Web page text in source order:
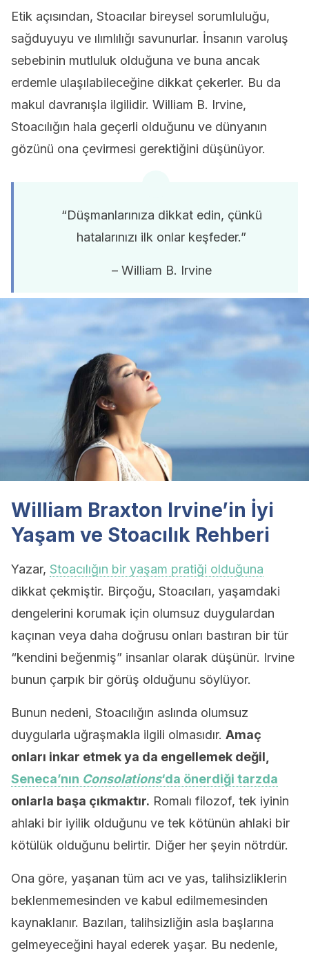
Etik açısından, Stoacılar bireysel sorumluluğu,
sağduyuyu ve ılımlılığı savunurlar. İnsanın varoluş
sebebinin mutluluk olduğuna ve buna ancak
erdemle ulaşılabileceğine dikkat çekerler. Bu da
makul davranışla ilgilidir. William B. Irvine,
Stoacılığın hala geçerli olduğunu ve dünyanın
gözünü ona çevirmesi gerektiğini düşünüyor.
“Düşmanlarınıza dikkat edin, çünkü
hatalarınızı ilk onlar keşfeder.”
– William B. Irvine
William Braxton Irvine’in İyi
Yaşam ve Stoacılık Rehberi
Yazar, Stoacılığın bir yaşam pratiği olduğuna
dikkat çekmiştir. Birçoğu, Stoacıları, yaşamdaki
dengelerini korumak için olumsuz duygulardan
kaçınan veya daha doğrusu onları bastıran bir tür
“kendini beğenmiş” insanlar olarak düşünür. Irvine
bunun çarpık bir görüş olduğunu söylüyor.
Bunun nedeni, Stoacılığın aslında olumsuz
duygularla uğraşmakla ilgili olmasıdır. Amaç
onları inkar etmek ya da engellemek değil,
Seneca’nın Consolations‘da önerdiği tarzda
onlarla başa çıkmaktır. Romalı filozof, tek iyinin
ahlaki bir iyilik olduğunu ve tek kötünün ahlaki bir
kötülük olduğunu belirtir. Diğer her şeyin nötrdür.
Ona göre, yaşanan tüm acı ve yas, talihsizliklerin
beklenmemesinden ve kabul edilmemesinden
kaynaklanır. Bazıları, talihsizliğin asla başlarına
gelmeyeceğini hayal ederek yaşar. Bu nedenle,